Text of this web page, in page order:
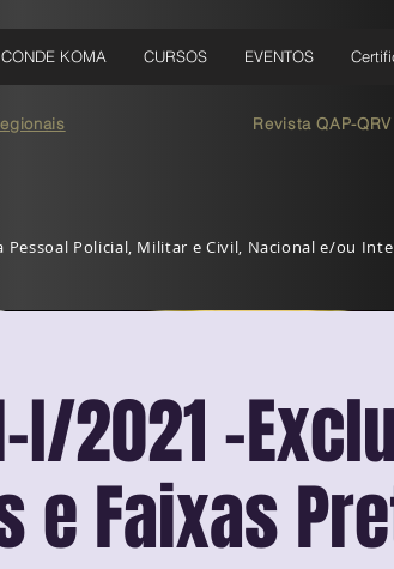
Revista QAP-QRV
Policial, Militar e Civil, Nacional e/ou
KOMA CURSOS EVENTOS
I/2021 -
Faixas